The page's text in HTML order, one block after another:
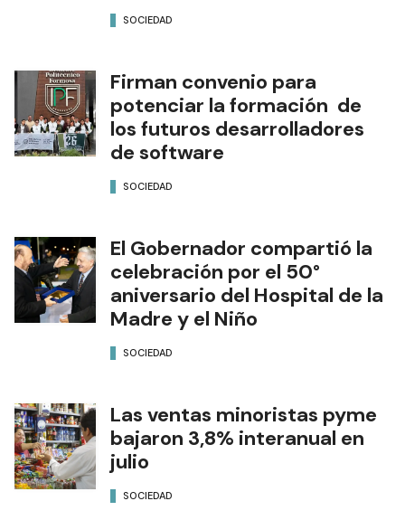
SOCIEDAD
Firman convenio para
potenciar la formación de
los futuros desarrolladores
de software
SOCIEDAD
El Gobernador compartió la
celebración por el 50°
aniversario del Hospital de la
Madre y el Niño
SOCIEDAD
Las ventas minoristas pyme
bajaron 3,8% interanual en
julio
SOCIEDAD